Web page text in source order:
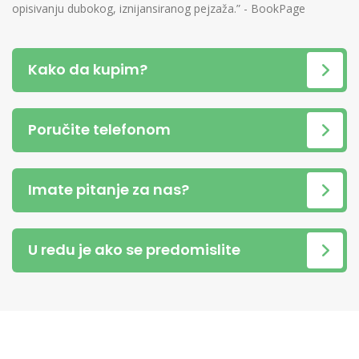
opisivanju dubokog, iznijansiranog pejzaža.” - BookPage
Kako da kupim?
Poručite telefonom
Imate pitanje za nas?
U redu je ako se predomislite